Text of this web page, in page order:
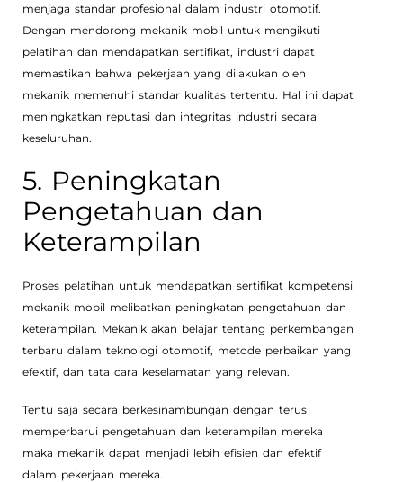
menjaga standar profesional dalam industri otomotif.
Dengan mendorong mekanik mobil untuk mengikuti
pelatihan dan mendapatkan sertifikat, industri dapat
memastikan bahwa pekerjaan yang dilakukan oleh
mekanik memenuhi standar kualitas tertentu. Hal ini dapat
meningkatkan reputasi dan integritas industri secara
keseluruhan.
5. Peningkatan
Pengetahuan dan
Keterampilan
Proses pelatihan untuk mendapatkan sertifikat kompetensi
mekanik mobil melibatkan peningkatan pengetahuan dan
keterampilan. Mekanik akan belajar tentang perkembangan
terbaru dalam teknologi otomotif, metode perbaikan yang
efektif, dan tata cara keselamatan yang relevan.
Tentu saja secara berkesinambungan dengan terus
memperbarui pengetahuan dan keterampilan mereka
maka mekanik dapat menjadi lebih efisien dan efektif
dalam pekerjaan mereka.